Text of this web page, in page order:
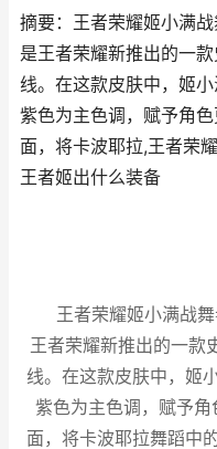
摘要：王者荣耀姬小满
是王者荣耀新推出的一
线。在这款皮肤中，姬
紫色为主色调，赋予角
面，将卡波耶拉,王者荣
王者姬出什么装备
王者荣耀姬小满战
王者荣耀新推出的一款
线。在这款皮肤中，姬
紫色为主色调，赋予
面，将卡波耶拉舞蹈中